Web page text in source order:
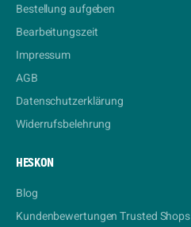
Bestellung aufgeben
Bearbeitungszeit
Impressum
AGB
Datenschutzerklärung
Widerrufsbelehrung
HESKON
Blog
Kundenbewertungen Trusted Shops